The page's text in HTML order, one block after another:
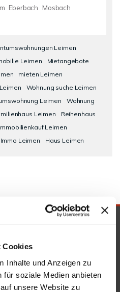
Cookies
Inhalte und Anzeigen zu
für soziale Medien anbieten
unsere Website zu
Eberbach
Mosbach
Leimen
Leimen
Mietangebote
mieten Leimen
Wohnung suche Leimen
Leimen
Wohnung
Leimen
Reihenhaus
Leimen
Immo Leimen Haus Leimen
KOMPETENZ